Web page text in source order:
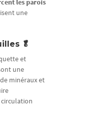
les parois
une
🥬
et
une
minéraux et